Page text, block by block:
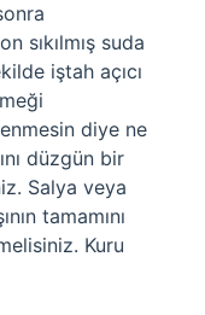
sıkılmış suda
iştah açıcı
diye ne
düzgün bir
Salya veya
tamamını
Kuru